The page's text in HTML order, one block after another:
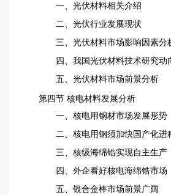
一、光伏材料相关介绍
二、光伏行业发展现状
三、光伏材料市场影响因素分
四、我国光伏材料技术研究动
五、光伏材料市场前景分析
第四节 核电材料发展分析
一、核电用钢材市场发展形势
二、核电用钢须加快国产化进
三、核级海绵锆实现自主生产
四、外企看好核电海绵锆市场
五、银合金棒市场前景广阔